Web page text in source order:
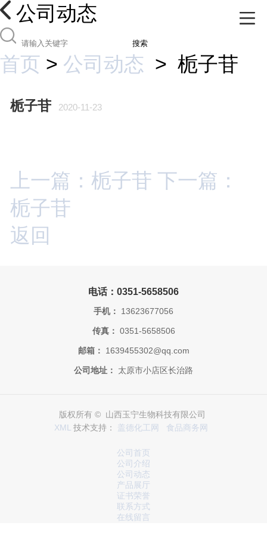
公司动态
搜索
首页 > 公司动态 > 栀子苷
栀子苷 2020-11-23
上一篇：栀子苷 下一篇：
栀子苷
返回
电话：0351-5658506
手机： 13623677056
传真： 0351-5658506
邮箱： 1639455302@qq.com
公司地址： 太原市小店区长治路
版权所有 © 山西玉宁生物科技有限公司
XML 技术支持： 盖德化工网 食品商务网
公司首页
公司介绍
公司动态
产品展厅
证书荣誉
联系方式
在线留言